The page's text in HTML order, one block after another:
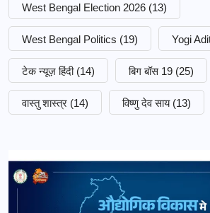
West Bengal Election 2026 (13)
West Bengal Politics (19) Yogi
टेक न्यूज़ हिंदी (14) बिग बॉस 19 (25)
वास्तु शास्त्र (14) विष्णु देव साय (13)